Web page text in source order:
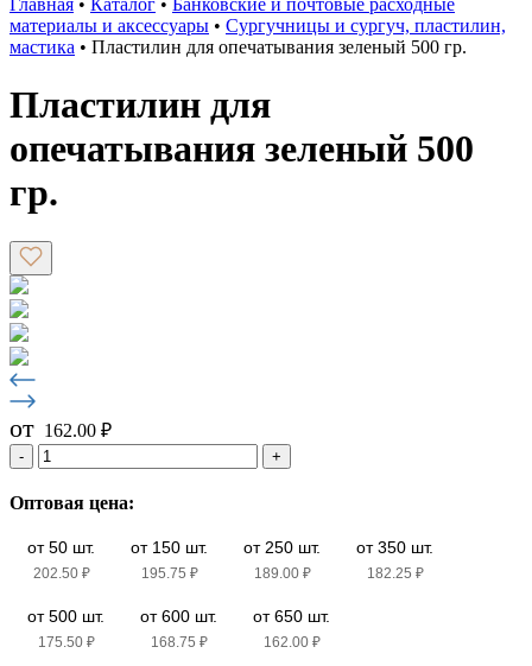
Главная • Каталог • Банковские и почтовые расходные
материалы и аксессуары • Сургучницы и сургуч, пластилин,
мастика • Пластилин для опечатывания зеленый 500 гр.
Пластилин для
опечатывания зеленый 500
гр.
от 162.00 ₽
- +
Оптовая цена:
от 50 шт.
202.50 ₽
от 150 шт.
195.75 ₽
от 250 шт.
189.00 ₽
от 350 шт.
182.25 ₽
от 500 шт.
175.50 ₽
от 600 шт.
168.75 ₽
от 650 шт.
162.00 ₽